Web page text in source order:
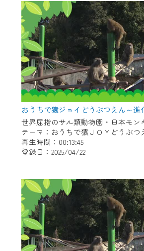
テーマ：おうちで猿ＪＯＹどうぶつ
再生時間：00:13:45
登録日：2025/04/22
一部コンテンツを除き、
CCNetサービスへの加入と
ページ※』へのログインが必
す。
何卒、ご理解ご了承の程よ
いたします。
※マイページへのログインに
要となります。
※MyIDとは、CCNet Web TV
各種サービスをご利用頂くた
IDはお客様が使っているメー
（GmailやYahooなどのフリ
スでも作成可能です）
※マイページへのログイン・
録は こちら から
※CCNetアプリをご利用中の
ご視聴いただけます。